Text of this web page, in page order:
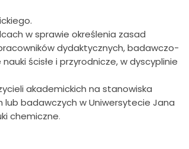
w sprawie określenia zasad
dydaktycznych, badawczo-
ścisłe i przyrodnicze, w dyscyplinie
akademickich na stanowiska
badawczych w Uniwersytecie Jana
chemiczne.